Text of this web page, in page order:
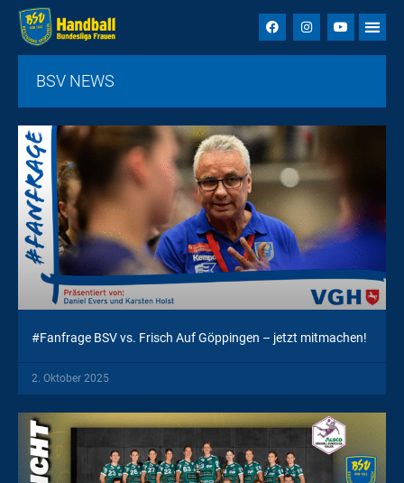
BSV NEWS
#Fanfrage BSV vs. Frisch Auf Göppingen – jetzt mitmachen!
2. Oktober 2025